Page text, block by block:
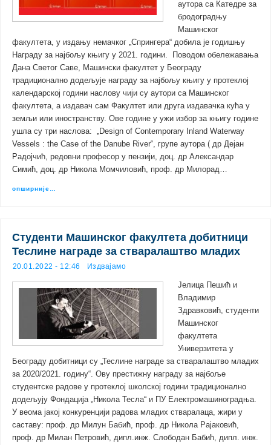
аутора са Катедре за
бродоградњу
Машинског
факултета, у издању немачког „Спрингера“ добила је годишњу
Награду за најбољу књигу у 2021. години. Поводом обележавања
Дана Светог Саве, Машински факултет у Београду
традиционално додељује награду за најбољу књигу у протеклој
календарској години наслову чији су аутори са Машинског
факултета, а издавач сам Факултет или друга издавачка кућа у
земљи или иностранству. Ове године у ужи избор за књигу године
ушла су три наслова: „Design of Contemporary Inland Waterway
Vessels : the Case of the Danube River“, групе аутора ( др Дејан
Радојчић, редовни професор у пензији, доц. др Александар
Симић, доц. др Никола Момчиловић, проф. др Милорад…
опширније…
Студенти Машинског факултета добитници
Теслине награде за стваралаштво младих
20.01.2022 - 12:46 Издвајамо
Jелица Пешић и
Владимир
Здравковић, студенти
Машинског
факултета
Универзитета у
Београду добитници су „Теслине награде за стваралаштво младих
за 2020/2021. годину“. Ову престижну награду за најбоље
студентске радове у протеклој школској години традиционално
додељују Фондација „Никола Тесла“ и ПУ Електромашиноградња.
У веома јакој конкуренцији радова младих стваралаца, жири у
саставу: проф. др Милун Бабић, проф. др Никола Рајаковић,
проф. др Милан Петровић, дипл.инж. Слободан Бабић, дипл. инж.